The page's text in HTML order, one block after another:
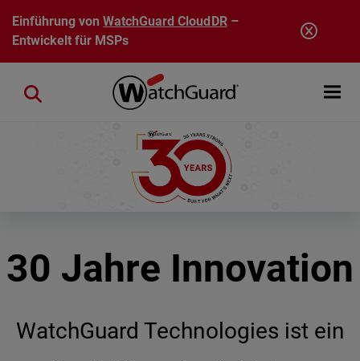
Direkt zum Inhalt
Einführung vonWatchGuard CloudDR–
Entwickelt für MSPs
Open
Close search
30 Jahre Innovation
WatchGuard Technologies ist ein